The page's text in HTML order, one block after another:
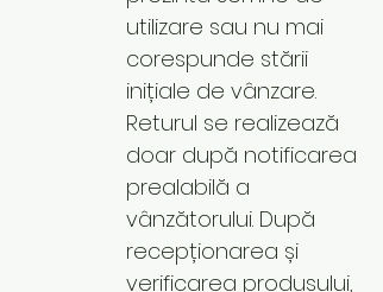
utilizare sau nu mai
corespunde stării
inițiale de vânzare.
Returul se realizează
doar după notificarea
prealabilă a
vânzătorului. După
recepționarea și
verificarea produsului,